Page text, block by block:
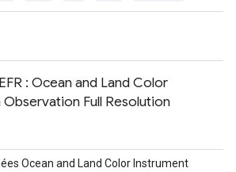
: Ocean and Land Color
Full Resolution
Ocean and Land Color Instrument